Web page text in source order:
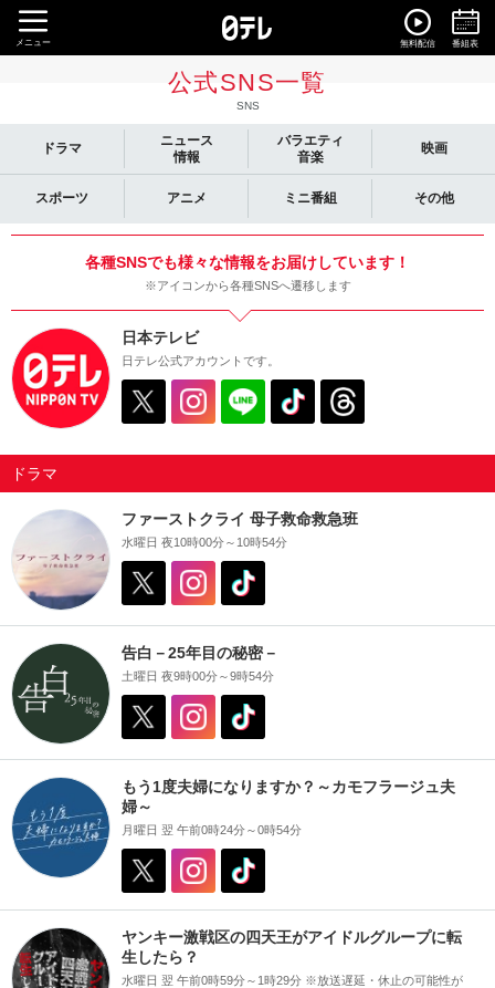
メニュー 無料配信 番組表
公式SNS一覧
SNS
ドラマ
ニュース
情報
バラエティ
音楽
映画
スポーツ アニメ ミニ番組 その他
各種SNSでも様々な情報をお届けしています！
※アイコンから各種SNSへ遷移します
日本テレビ
日テレ公式アカウントです。
ドラマ
ファーストクライ 母子救命救急班
水曜日 夜10時00分～10時54分
告白－25年目の秘密－
土曜日 夜9時00分～9時54分
もう1度夫婦になりますか？～カモフラージュ夫
婦～
月曜日 翌 午前0時24分～0時54分
ヤンキー激戦区の四天王がアイドルグループに転
生したら？
水曜日 翌 午前0時59分～1時29分 ※放送遅延・休止の可能性が